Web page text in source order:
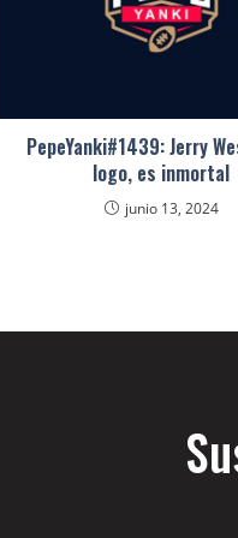
PepeYanki#1439: Jerry
logo, es inmortal
junio 13, 2024